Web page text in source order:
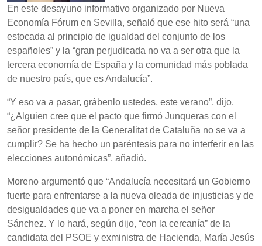
En este desayuno informativo organizado por Nueva
Economía Fórum en Sevilla, señaló que ese hito será “una
estocada al principio de igualdad del conjunto de los
españoles” y la “gran perjudicada no va a ser otra que la
tercera economía de España y la comunidad más poblada
de nuestro país, que es Andalucía”.
“Y eso va a pasar, grábenlo ustedes, este verano”, dijo.
“¿Alguien cree que el pacto que firmó Junqueras con el
señor presidente de la Generalitat de Cataluña no se va a
cumplir? Se ha hecho un paréntesis para no interferir en las
elecciones autonómicas”, añadió.
Moreno argumentó que “Andalucía necesitará un Gobierno
fuerte para enfrentarse a la nueva oleada de injusticias y de
desigualdades que va a poner en marcha el señor
Sánchez. Y lo hará, según dijo, “con la cercanía” de la
candidata del PSOE y exministra de Hacienda, María Jesús